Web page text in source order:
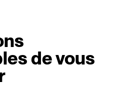
de vous